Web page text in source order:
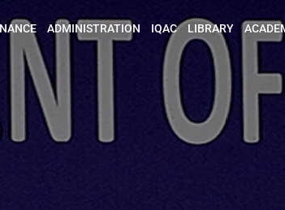
ADMINISTRATION IQAC LIBRARY